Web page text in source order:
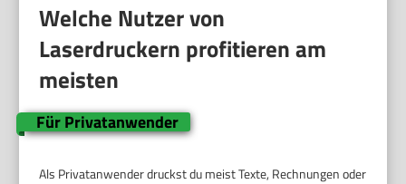
Welche Nutzer von
Laserdruckern profitieren am
meisten
Für Privatanwender
Als Privatanwender druckst du meist Texte, Rechnungen oder